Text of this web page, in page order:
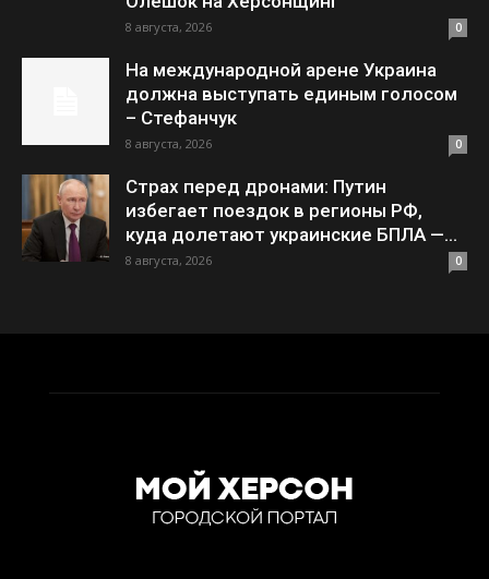
8 августа, 2026 0
На международной арене Украина
должна выступать единым голосом
– Стефанчук
8 августа, 2026 0
Страх перед дронами: Путин
избегает поездок в регионы РФ,
куда долетают украинские БПЛА —...
8 августа, 2026 0